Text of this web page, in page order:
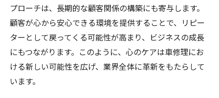
プローチは、長期的な顧客関係の構築にも寄与します。
顧客が心から安心できる環境を提供することで、リピー
ターとして戻ってくる可能性が高まり、ビジネスの成長
にもつながります。このように、心のケアは車修理にお
ける新しい可能性を広げ、業界全体に革新をもたらして
います。